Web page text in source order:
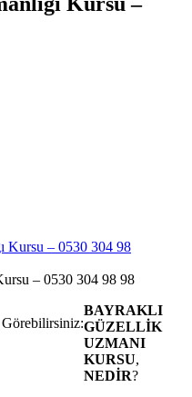
– 0530 304 98 98
BAYRAKLI
GÜZELLİK
UZMANI
KURSU,
NEDİR?